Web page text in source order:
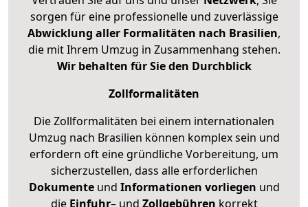
sorgen für eine professionelle und zuverlässige
Abwicklung aller Formalitäten nach Brasilien,
die mit Ihrem Umzug in Zusammenhang stehen.
Wir behalten für Sie den Durchblick
Zollformalitäten
Die Zollformalitäten bei einem internationalen
Umzug nach Brasilien können komplex sein und
erfordern oft eine gründliche Vorbereitung, um
sicherzustellen, dass alle erforderlichen
Dokumenteund Informationen vorliegen und
die Einfuhr– und Zollgebühren korrekt